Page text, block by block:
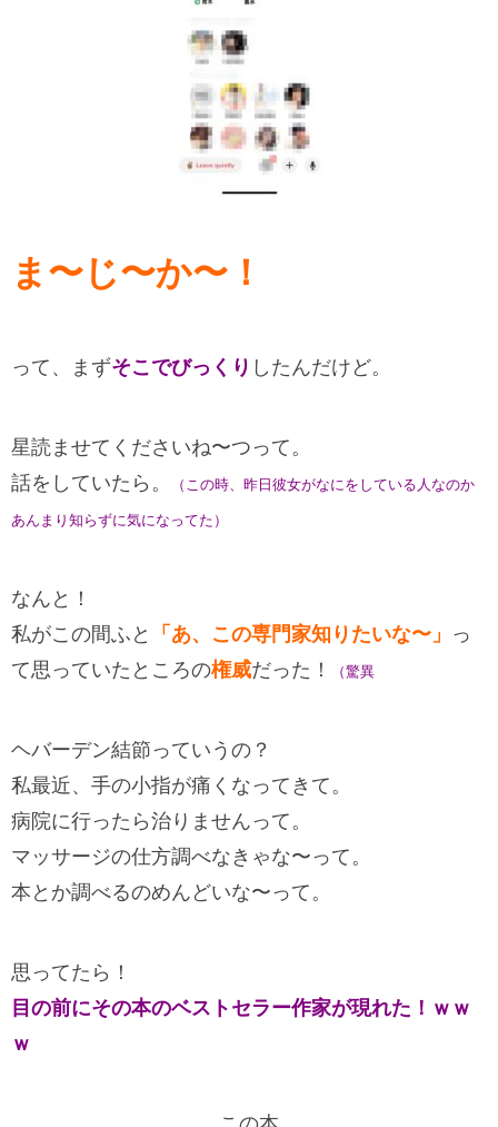
ま〜じ〜か〜！
って、まずそこでびっくり したんだけど。
星読ませてくださいね〜つって。
話をしていたら。
（この時、昨日彼女がなにをしている人なのか
あんまり知らずに気になってた）
なんと！
私がこの間ふと
「あ、この専門家知りたいな〜」 っ
て思っていたところの権威だった！ （驚異
ヘバーデン結節っていうの？
私最近、手の小指が痛くなってきて。
病院に行ったら治りませんって。
マッサージの仕方調べなきゃな〜って。
本とか調べるのめんどいな〜って。
思ってたら！
目の前にその本のベストセラー作家が現れた！ｗｗ
ｗ